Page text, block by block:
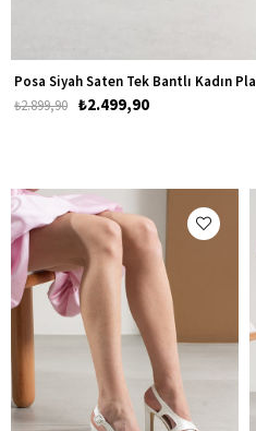
Posa Siyah Saten Tek Bantlı Kadın
₺2.499,90
₺2.899,90